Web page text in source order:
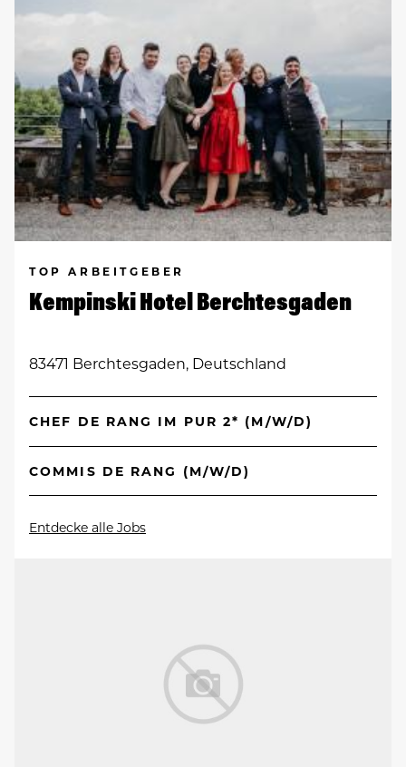
TOP ARBEITGEBER
Kempinski Hotel Berchtesgaden
83471 Berchtesgaden, Deutschland
CHEF DE RANG IM PUR 2* (M/W/D)
COMMIS DE RANG (M/W/D)
Entdecke alle Jobs